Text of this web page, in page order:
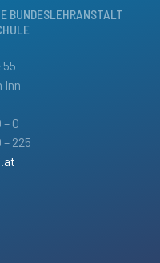
BUNDESLEHRANSTALT
Inn
– 0
225